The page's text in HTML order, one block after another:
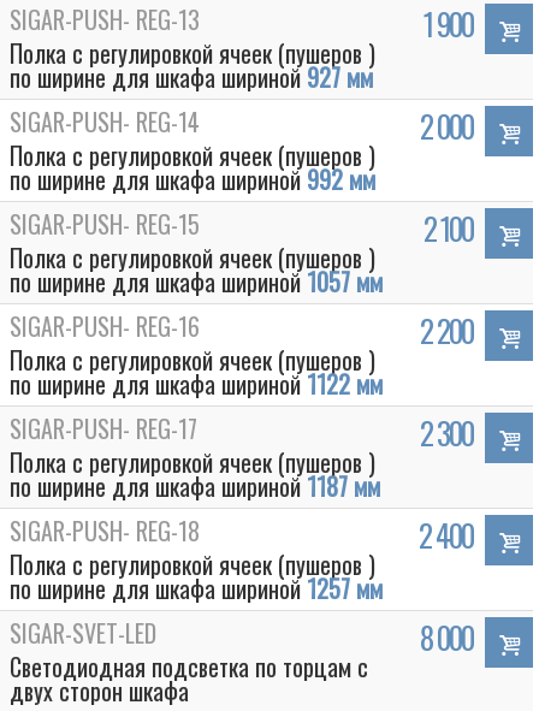
SIGAR-PUSH- REG-13
Полка с регулировкой ячеек (пушеров )
по ширине для шкафа шириной927 мм
1 900
SIGAR-PUSH- REG-14
Полка с регулировкой ячеек (пушеров )
по ширине для шкафа шириной992 мм
2 000
SIGAR-PUSH- REG-15
Полка с регулировкой ячеек (пушеров )
по ширине для шкафа шириной1057 мм
2 100
SIGAR-PUSH- REG-16
Полка с регулировкой ячеек (пушеров )
по ширине для шкафа шириной1122 мм
2 200
SIGAR-PUSH- REG-17
Полка с регулировкой ячеек (пушеров )
по ширине для шкафа шириной1187 мм
2 300
SIGAR-PUSH- REG-18
Полка с регулировкой ячеек (пушеров )
по ширине для шкафа шириной1257 мм
2 400
SIGAR-SVET-LED
Светодиодная подсветка по торцам с
двух сторон шкафа
8 000